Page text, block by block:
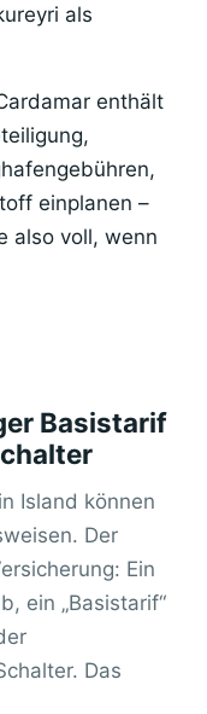
als
enthält
einplanen –
also voll, wenn
Basistarif
Island können
Der
Ein
ein „Basistarif“
Das